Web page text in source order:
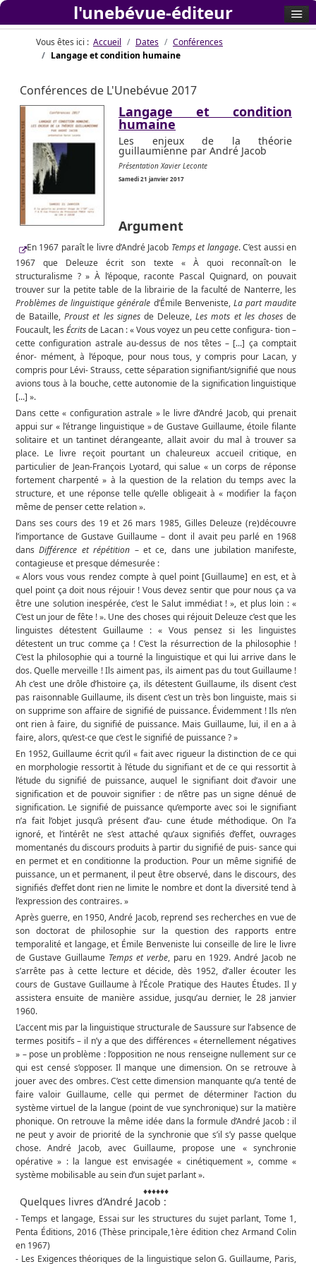
Vous êtes ici : Accueil Dates
Conférences
Langage et condition humaine
Conférences de L'Unebévue 2017
Langage et condition
humaine
Les enjeux de la théorie
guillaumienne par André Jacob
Présentation Xavier Leconte
Samedi 21 janvier 2017
Argument
En 1967 paraît le livre d’André Jacob Temps et langage. C’est aussi en
1967 que Deleuze écrit son texte « À quoi reconnaît-on le
structuralisme ? » À l’époque, raconte Pascal Quignard, on pouvait
trouver sur la petite table de la librairie de la faculté de Nanterre, les
Problèmes de linguistique générale d’Émile Benveniste, La part maudite
de Bataille,Proust et les signesde Deleuze,Les mots et les chosesde
Foucault, les Écritsde Lacan : « Vous voyez un peu cette configura- tion –
cette configuration astrale au-dessus de nos têtes – [...] ça comptait
énor- mément, à l’époque, pour nous tous, y compris pour Lacan, y
compris pour Lévi- Strauss, cette séparation signifiant/signifié que nous
avions tous à la bouche, cette autonomie de la signification linguistique
[...] ».
Dans cette « configuration astrale » le livre d’André Jacob, qui prenait
appui sur « l’étrange linguistique » de Gustave Guillaume, étoile filante
solitaire et un tantinet dérangeante, allait avoir du mal à trouver sa
place. Le livre reçoit pourtant un chaleureux accueil critique, en
particulier de Jean-François Lyotard, qui salue « un corps de réponse
fortement charpenté » à la question de la relation du temps avec la
structure, et une réponse telle qu’elle obligeait à « modifier la façon
même de penser cette relation ».
Dans ses cours des 19 et 26 mars 1985, Gilles Deleuze (re)découvre
l’importance de Gustave Guillaume – dont il avait peu parlé en 1968
dansDifférence et répétition – et ce, dans une jubilation manifeste,
contagieuse et presque démesurée :
« Alors vous vous rendez compte à quel point [Guillaume] en est, et à
quel point ça doit nous réjouir ! Vous devez sentir que pour nous ça va
être une solution inespérée, c’est le Salut immédiat ! », et plus loin : «
C’est un jour de fête ! ». Une des choses qui réjouit Deleuze c’est que les
linguistes détestent Guillaume : « Vous pensez si les linguistes
détestent un truc comme ça ! C’est la résurrection de la philosophie !
C’est la philosophie qui a tourné la linguistique et qui lui arrive dans le
dos. Quelle merveille ! Ils aiment pas, ils aiment pas du tout Guillaume !
Ah c’est une drôle d’histoire ça, ils détestent Guillaume, ils disent c’est
pas raisonnable Guillaume, ils disent c’est un très bon linguiste, mais si
on supprime son affaire de signifié de puissance. Évidemment ! Ils n’en
ont rien à faire, du signifié de puissance. Mais Guillaume, lui, il en a à
faire, alors, qu’est-ce que c’est le signifié de puissance ? »
En 1952, Guillaume écrit qu’il « fait avec rigueur la distinction de ce qui
en morphologie ressortit à l’étude du signifiant et de ce qui ressortit à
l’étude du signifié de puissance, auquel le signifiant doit d’avoir une
signification et de pouvoir signifier : de n’être pas un signe dénué de
signification. Le signifié de puissance qu’emporte avec soi le signifiant
n’a fait l’objet jusqu’à présent d’au- cune étude méthodique. On l’a
ignoré, et l’intérêt ne s’est attaché qu’aux signifiés d’effet, ouvrages
momentanés du discours produits à partir du signifié de puis- sance qui
en permet et en conditionne la production. Pour un même signifié de
puissance, un et permanent, il peut être observé, dans le discours, des
signifiés d’effet dont rien ne limite le nombre et dont la diversité tend à
l’expression des contraires. »
Après guerre, en 1950, André Jacob, reprend ses recherches en vue de
son doctorat de philosophie sur la question des rapports entre
temporalité et langage, et Émile Benveniste lui conseille de lire le livre
de Gustave Guillaume Temps et verbe, paru en 1929. André Jacob ne
s’arrête pas à cette lecture et décide, dès 1952, d’aller écouter les
cours de Gustave Guillaume à l’École Pratique des Hautes Études. Il y
assistera ensuite de manière assidue, jusqu’au dernier, le 28 janvier
1960.
L’accent mis par la linguistique structurale de Saussure sur l’absence de
termes positifs – il n’y a que des différences « éternellement négatives
» – pose un problème : l’opposition ne nous renseigne nullement sur ce
qui est censé s’opposer. Il manque une dimension. On se retrouve à
jouer avec des ombres. C’est cette dimension manquante qu’a tenté de
faire valoir Guillaume, celle qui permet de déterminer l’action du
système virtuel de la langue (point de vue synchronique) sur la matière
phonique. On retrouve la même idée dans la formule d’André Jacob : il
ne peut y avoir de priorité de la synchronie que s’il s’y passe quelque
chose. André Jacob, avec Guillaume, propose une « synchronie
opérative » : la langue est envisagée « cinétiquement », comme «
système mobilisable au sein d’un sujet parlant ».
♦♦♦♦♦♦
Quelques livres d’André Jacob :
- Temps et langage, Essai sur les structures du sujet parlant, Tome 1,
Penta Éditions, 2016 (Thèse principale,1ère édition chez Armand Colin
en 1967)
- Les Exigences théoriques de la linguistique selon G. Guillaume, Paris,
l'unebévue-éditeur